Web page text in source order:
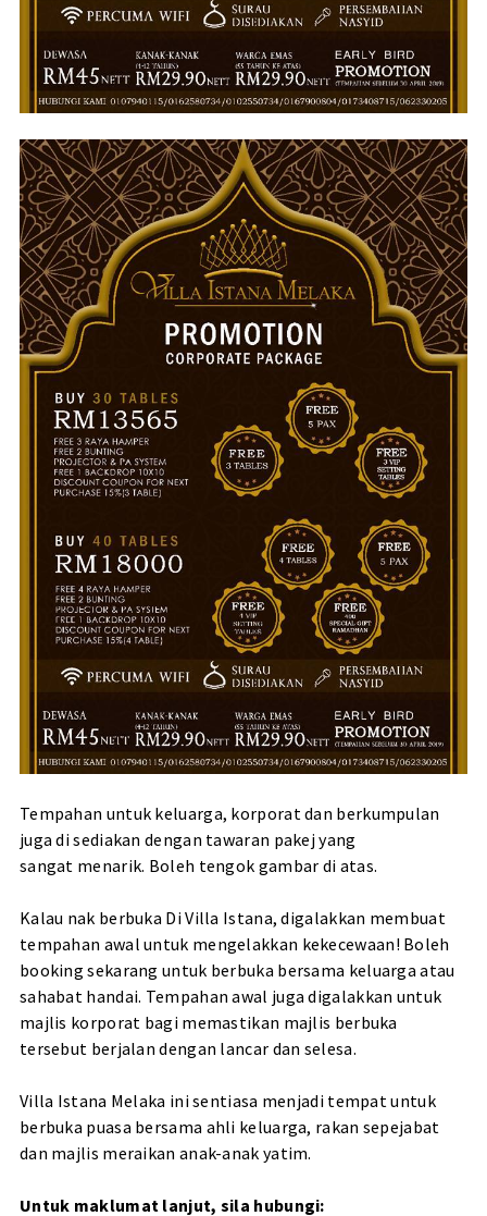
Tempahan untuk keluarga, korporat dan berkumpulan
juga di sediakan dengan tawaran pakej yang
sangat menarik. Boleh tengok gambar di atas.
Kalau nak berbuka Di Villa Istana, digalakkan membuat
tempahan awal untuk mengelakkan kekecewaan! Boleh
booking sekarang untuk berbuka bersama keluarga atau
sahabat handai. Tempahan awal juga digalakkan untuk
majlis korporat bagi memastikan majlis berbuka
tersebut berjalan dengan lancar dan selesa.
Villa Istana Melaka ini sentiasa menjadi tempat untuk
berbuka puasa bersama ahli keluarga, rakan sepejabat
dan majlis meraikan anak-anak yatim.
Untuk maklumat lanjut, sila hubungi: